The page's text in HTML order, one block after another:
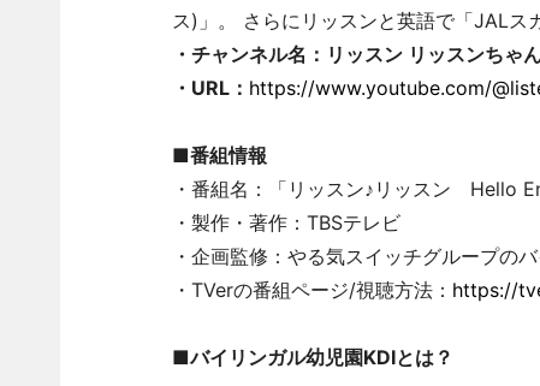
ス)」。 さらにリッスンと英語で「JALス
・チャンネル名：リッスン リッスンちゃ
・URL： https://www.youtube.com/
■番組情報
・番組名：「リッスン♪リッスン Hello
・製作・著作：TBSテレビ
・企画監修：やる気スイッチグループ
・TVerの番組ページ/視聴方法： https://
■バイリンガル幼児園KDIとは？